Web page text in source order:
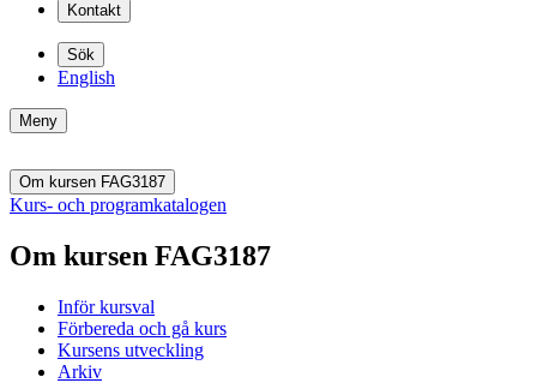
Kontakt
Sök
English
Meny
Om kursen FAG3187
Kurs- och programkatalogen
Om kursen FAG3187
Inför kursval
Förbereda och gå kurs
Kursens utveckling
Arkiv